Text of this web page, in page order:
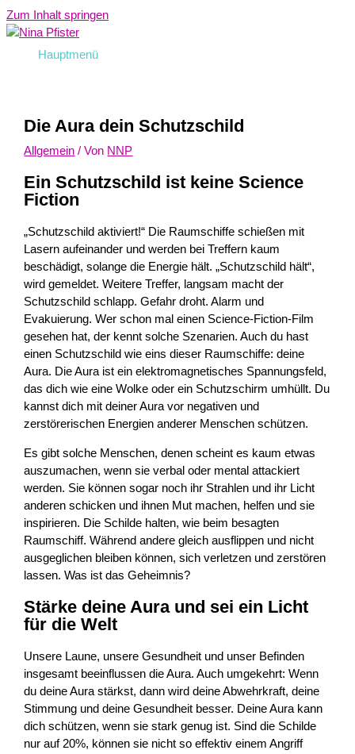
Zum Inhalt springen
Hauptmenü
Die Aura dein Schutzschild
Allgemein / Von NNP
Ein Schutzschild ist keine Science
Fiction
„Schutzschild aktiviert!“ Die Raumschiffe schießen mit
Lasern aufeinander und werden bei Treffern kaum
beschädigt, solange die Energie hält. „Schutzschild hält“,
wird gemeldet. Weitere Treffer, langsam macht der
Schutzschild schlapp. Gefahr droht. Alarm und
Evakuierung. Wer schon mal einen Science-Fiction-Film
gesehen hat, der kennt solche Szenarien. Auch du hast
einen Schutzschild wie eins dieser Raumschiffe: deine
Aura. Die Aura ist ein elektromagnetisches Spannungsfeld,
das dich wie eine Wolke oder ein Schutzschirm umhüllt. Du
kannst dich mit deiner Aura vor negativen und
zerstörerischen Energien anderer Menschen schützen.
Es gibt solche Menschen, denen scheint es kaum etwas
auszumachen, wenn sie verbal oder mental attackiert
werden. Sie können sogar noch ihr Strahlen und ihr Licht
anderen schicken und ihnen Mut machen, helfen und sie
inspirieren. Die Schilde halten, wie beim besagten
Raumschiff. Während andere gleich ausflippen und nicht
ausgeglichen bleiben können, sich verletzen und zerstören
lassen. Was ist das Geheimnis?
Stärke deine Aura und sei ein Licht
für die Welt
Unsere Laune, unsere Gesundheit und unser Befinden
insgesamt beeinflussen die Aura. Auch umgekehrt: Wenn
du deine Aura stärkst, dann wird deine Abwehrkraft, deine
Stimmung und deine Gesundheit besser. Deine Aura kann
dich schützen, wenn sie stark genug ist. Sind die Schilde
nur auf 20%, können sie nicht so effektiv einem Angriff